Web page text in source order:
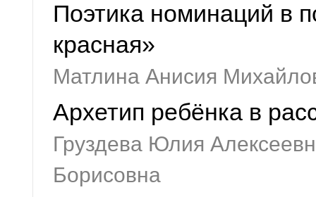
Поэтика номинаций в
красная»
Матлина Анисия
Архетип ребёнка в
Груздева Юлия
Борисовна